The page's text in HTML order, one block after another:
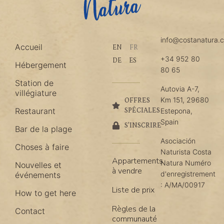
Accueil
Hébergement
Station de
villégiature
Restaurant
Bar de la plage
Choses à faire
Nouvelles et
événements
How to get here
Contact
EN
FR
DE
ES
OFFRES
SPÉCIALES
S'INSCRIRE
Appartements
à vendre
Liste de prix
Règles de la
communauté
+34 952 80
80 65
Autovia A-7,
Km 151, 29680
Estepona,
Spain
Asociación
Naturista Costa
Natura Numéro
d'enregistrement
: A/MA/00917